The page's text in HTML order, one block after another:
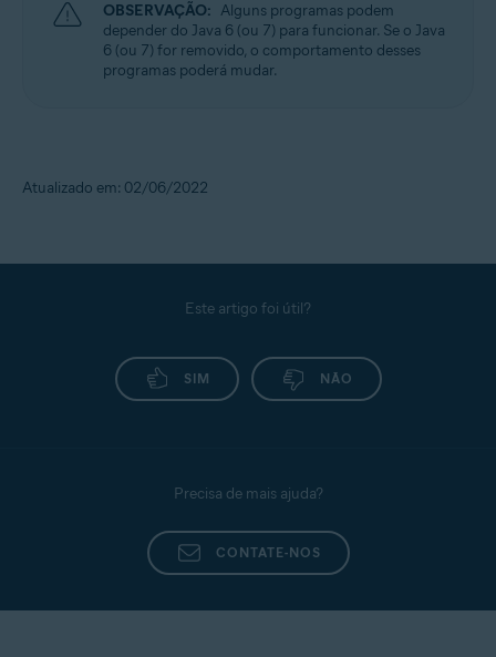
OBSERVAÇÃO: Alguns programas podem
depender do Java 6 (ou 7) para funcionar. Se o Java
6 (ou 7) for removido, o comportamento desses
programas poderá mudar.
Atualizado em: 02/06/2022
Este artigo foi útil?
SIM NÃO
Precisa de mais ajuda?
CONTATE-NOS